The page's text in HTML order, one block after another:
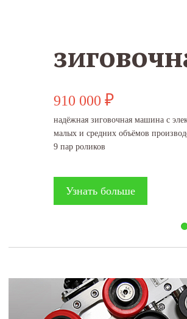
910 000 ₽
надёжная зиговочная машина с
малых и средних объёмов
9 пар роликов
Узнать больше